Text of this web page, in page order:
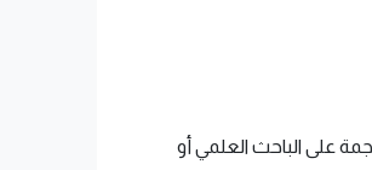
على الباحث العلمي أو